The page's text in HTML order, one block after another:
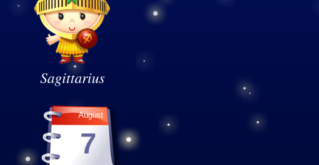
Sagittarius
August
7